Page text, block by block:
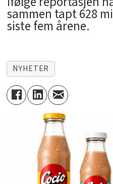
sammen tapt 628
siste fem årene.
NYHETER